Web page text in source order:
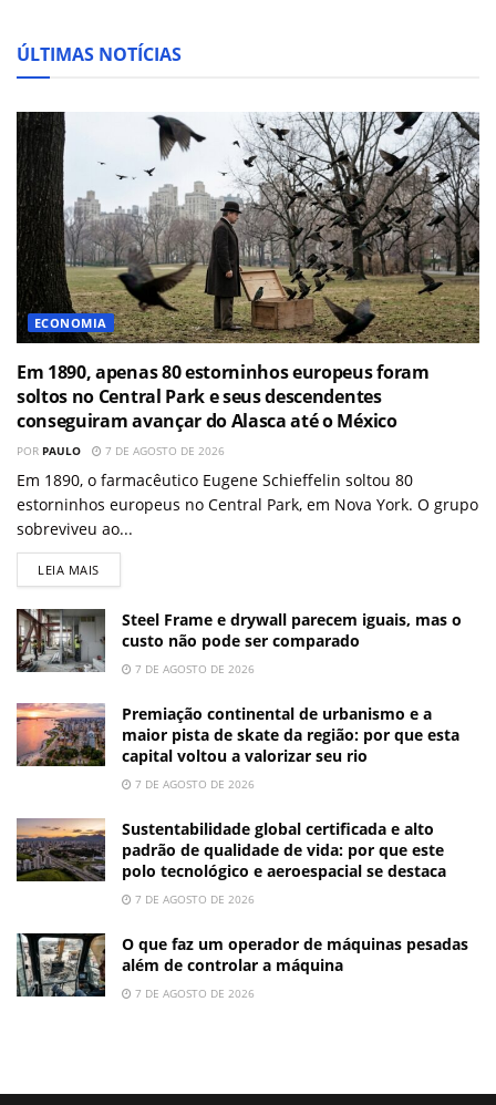
ÚLTIMAS NOTÍCIAS
ECONOMIA
Em 1890, apenas 80 estorninhos europeus foram
soltos no Central Park e seus descendentes
conseguiram avançar do Alasca até o México
POR PAULO 7 DE AGOSTO DE 2026
Em 1890, o farmacêutico Eugene Schieffelin soltou 80
estorninhos europeus no Central Park, em Nova York. O grupo
sobreviveu ao...
LEIA MAIS
Steel Frame e drywall parecem iguais, mas o
custo não pode ser comparado
7 DE AGOSTO DE 2026
Premiação continental de urbanismo e a
maior pista de skate da região: por que esta
capital voltou a valorizar seu rio
7 DE AGOSTO DE 2026
Sustentabilidade global certificada e alto
padrão de qualidade de vida: por que este
polo tecnológico e aeroespacial se destaca
7 DE AGOSTO DE 2026
O que faz um operador de máquinas pesadas
além de controlar a máquina
7 DE AGOSTO DE 2026